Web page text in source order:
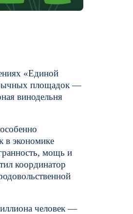
«Единой
площадок —
винодельня
в экономике
мощь и
координатор
человек —